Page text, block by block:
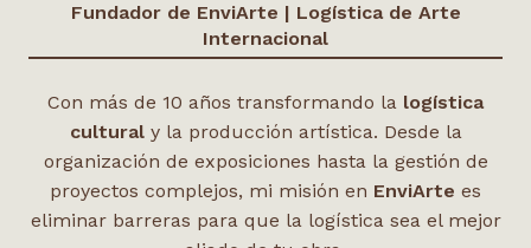
Fundador de EnviArte | Logística de Arte
Internacional
Con más de 10 años transformando la logística
culturaly la producción artística. Desde la
organización de exposiciones hasta la gestión de
proyectos complejos, mi misión en EnviArte es
eliminar barreras para que la logística sea el mejor